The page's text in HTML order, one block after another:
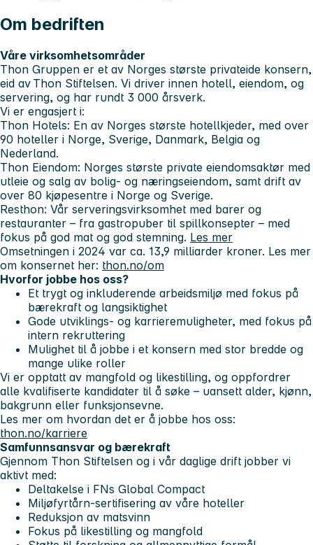
Om bedriften
Våre virksomhetsområder
Thon Gruppen er et av Norges største privateide konsern,
eid av Thon Stiftelsen. Vi driver innen hotell, eiendom, og
servering, og har rundt 3 000 årsverk.
Vi er engasjert i:
Thon Hotels: En av Norges største hotellkjeder, med over
90 hoteller i Norge, Sverige, Danmark, Belgia og
Nederland.
Thon Eiendom: Norges største private eiendomsaktør med
utleie og salg av bolig- og næringseiendom, samt drift av
over 80 kjøpesentre i Norge og Sverige.
Resthon: Vår serveringsvirksomhet med barer og
restauranter – fra gastropuber til spillkonsepter – med
fokus på god mat og god stemning. Les mer
Omsetningen i 2024 var ca. 13,9 milliarder kroner. Les mer
om konsernet her: thon.no/om
Hvorfor jobbe hos oss?
Et trygt og inkluderende arbeidsmiljø med fokus på
bærekraft og langsiktighet
Gode utviklings- og karrieremuligheter, med fokus på
intern rekruttering
Mulighet til å jobbe i et konsern med stor bredde og
mange ulike roller
Vi er opptatt av mangfold og likestilling, og oppfordrer
alle kvalifiserte kandidater til å søke – uansett alder, kjønn,
bakgrunn eller funksjonsevne.
Les mer om hvordan det er å jobbe hos oss:
thon.no/karriere
Samfunnsansvar og bærekraft
Gjennom Thon Stiftelsen og i vår daglige drift jobber vi
aktivt med:
Deltakelse i FNs Global Compact
Miljøfyrtårn-sertifisering av våre hoteller
Reduksjon av matsvinn
Fokus på likestilling og mangfold